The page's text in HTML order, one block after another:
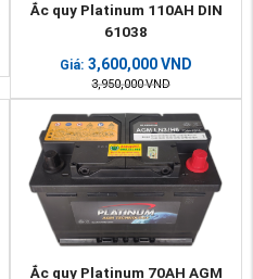
Ắc quy Platinum 110AH DIN
61038
Giá: 3,600,000VND
3,950,000 VND
Ắc quy Platinum 70AH AGM